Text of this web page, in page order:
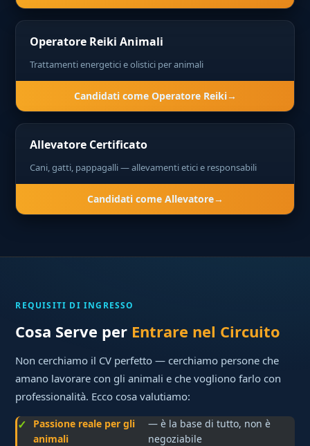
Operatore Reiki Animali
Trattamenti energetici e olistici per animali
Candidati come Operatore Reiki
Allevatore Certificato
Cani, gatti, pappagalli — allevamenti etici e responsabili
Candidati come Allevatore
REQUISITI DI INGRESSO
Cosa Serve per Entrare nel Circuito
Non cerchiamo il CV perfetto — cerchiamo persone che
amano lavorare con gli animali e che vogliono farlo con
professionalità. Ecco cosa valutiamo:
Passione reale per gli
animali
— è la base di tutto, non è
negoziabile